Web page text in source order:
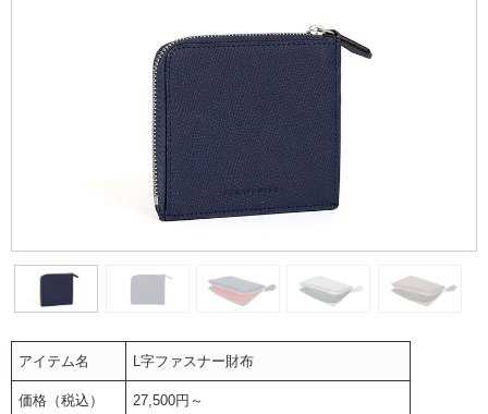
アイテム名 L字ファスナー財布
価格（税込） 27,500円～